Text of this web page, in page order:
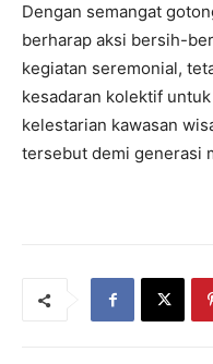
Dengan semangat
berharap aksi bersih-
kegiatan seremonial,
kesadaran kolektif
kelestarian kawasan
tersebut demi generasi